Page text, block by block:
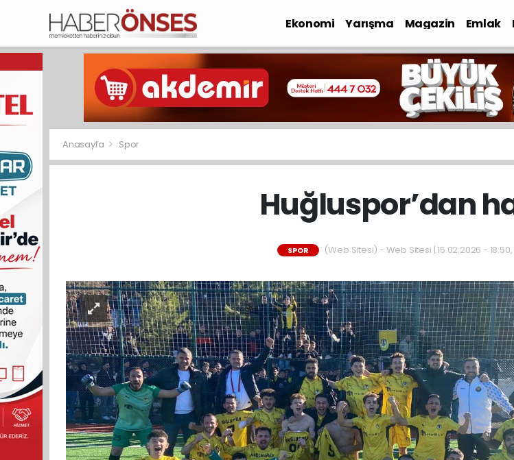
Ekonomi Yarışma Magazin Emlak
Anasayfa Spor
Huğluspor’dan
SPOR (Web Sitesi) - Web Sitesi | 15.02.2026 -